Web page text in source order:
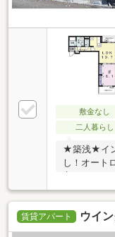
敷金なし
二人暮らし
★築浅★イ
し！オート
市ガス
賃貸アパート ウイ